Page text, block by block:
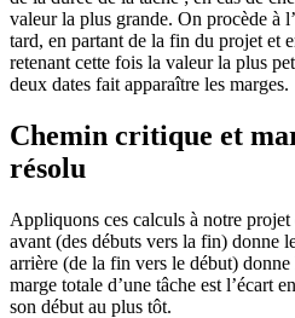
valeur la plus grande. On procède à
tard, en partant de la fin du projet et
retenant cette fois la valeur la plus
deux dates fait apparaître les marges.
Chemin critique et
résolu
Appliquons ces calculs à notre
avant (des débuts vers la fin) donne
arrière (de la fin vers le début)
marge totale d’une tâche est l’écart
son début au plus tôt.